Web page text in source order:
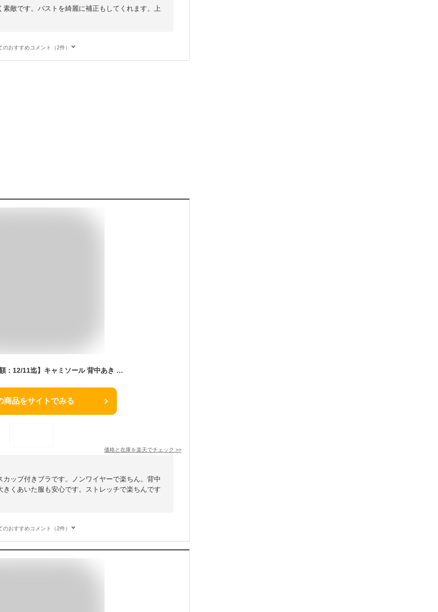
敵です。バストを綺麗に補正もしてくれます。上
のおすすめコメント（2件）
【スーパーSALE★半額：12/11迄】キャミソール 背中あき シームレス バックオープン カップ付き ブラトップ ナイトブラ ノンワイヤー ショート丈 レース レディース インナー 背中みせ 背中開き サラサラ パット付き 花柄 伸縮性 ストレッチ 重ね着 夏 テラコッタ
商品をサイトでみる
価格と在庫を楽天でチェック >>
ップ付きブラです。ノンワイヤーで楽ちん。背中
くあいた服も安心です。ストレッチで楽ちんです
のおすすめコメント（2件）